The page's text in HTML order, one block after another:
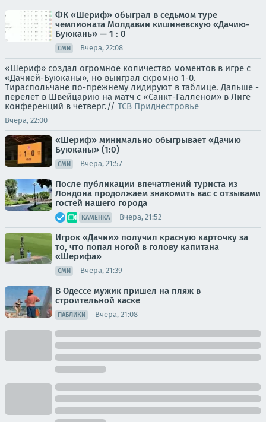
ФК «Шериф» обыграл в седьмом туре
чемпионата Молдавии кишиневскую «Дачию-
Буюкань» — 1 : 0
СМИ Вчера, 22:08
«Шериф» создал огромное количество моментов в игре с
«Дачией-Буюканы», но выиграл скромно 1-0.
Тираспольчане по-прежнему лидируют в таблице. Дальше -
перелет в Швейцарию на матч с «Санкт-Галленом» в Лиге
конференций в четверг.// ТСВ Приднестровье
Вчера, 22:00
«Шериф» минимально обыгрывает «Дачию
Буюканы» (1:0)
СМИ Вчера, 21:57
После публикации впечатлений туриста из
Лондона продолжаем знакомить вас с отзывами
гостей нашего города
КАМЕНКА Вчера, 21:52
Игрок «Дачии» получил красную карточку за
то, что попал ногой в голову капитана
«Шерифа»
СМИ Вчера, 21:39
В Одессе мужик пришел на пляж в
строительной каске
ПАБЛИКИ Вчера, 21:08